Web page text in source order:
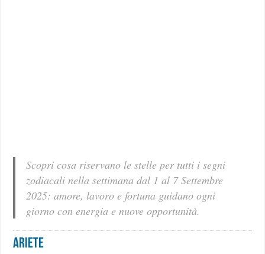
Scopri cosa riservano le stelle per tutti i segni
zodiacali nella settimana dal 1 al 7 Settembre
2025: amore, lavoro e fortuna guidano ogni
giorno con energia e nuove opportunità.
ARIETE